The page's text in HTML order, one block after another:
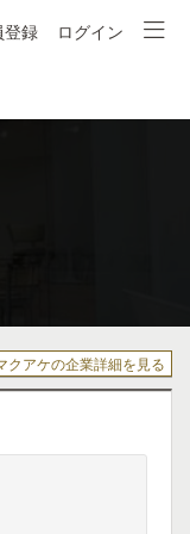
登録 ログイン
クアケの企業詳細を見る